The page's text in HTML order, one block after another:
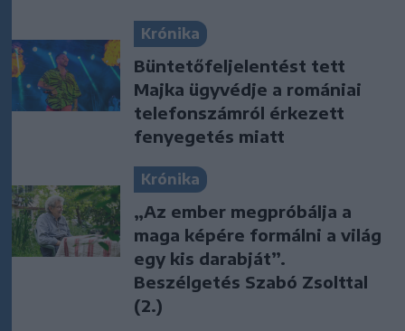
Krónika
Büntetőfeljelentést tett
Majka ügyvédje a romániai
telefonszámról érkezett
fenyegetés miatt
Krónika
„Az ember megpróbálja a
maga képére formálni a világ
egy kis darabját”.
Beszélgetés Szabó Zsolttal
(2.)